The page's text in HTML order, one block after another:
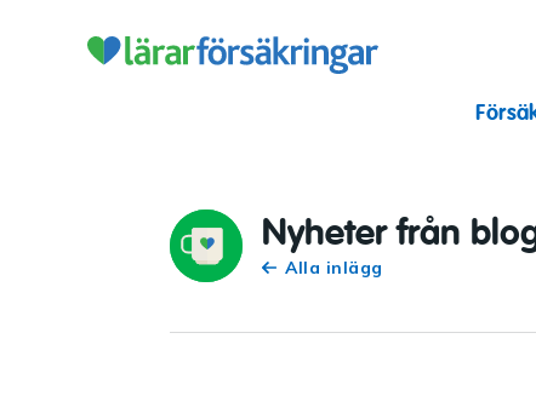
Nyheter från
Alla inlägg